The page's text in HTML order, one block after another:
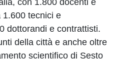
1.600 tecnici e
dottorandi e contrattisti.
della città e anche oltre
scientifico di Sesto